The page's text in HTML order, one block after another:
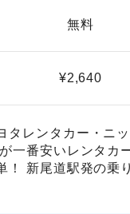
無料
¥2,640
レンタカー・ニ
一番安いレンタカ
新尾道駅発の乗